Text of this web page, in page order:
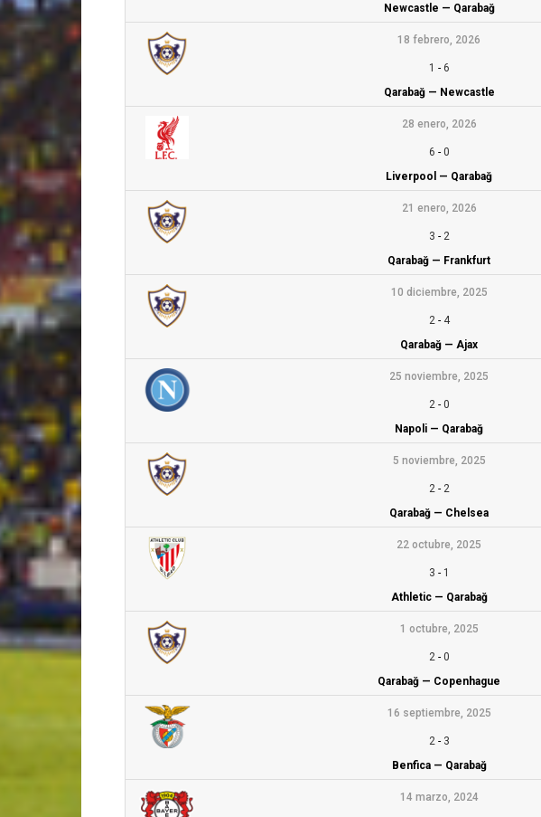
Newcastle — Qarabağ
18 febrero, 2026
1 - 6
Qarabağ — Newcastle
28 enero, 2026
6 - 0
Liverpool — Qarabağ
21 enero, 2026
3 - 2
Qarabağ — Frankfurt
10 diciembre, 2025
2 - 4
Qarabağ — Ajax
25 noviembre, 2025
2 - 0
Napoli — Qarabağ
5 noviembre, 2025
2 - 2
Qarabağ — Chelsea
22 octubre, 2025
3 - 1
Athletic — Qarabağ
1 octubre, 2025
2 - 0
Qarabağ — Copenhague
16 septiembre, 2025
2 - 3
Benfica — Qarabağ
14 marzo, 2024